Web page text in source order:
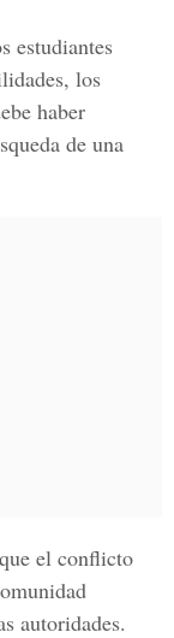
estudiantes
los
haber
de una
el conflicto
autoridades.